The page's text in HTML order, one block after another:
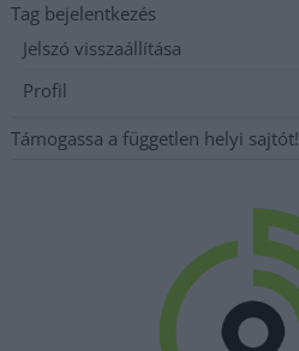
Tag bejelentkezés
Jelszó visszaállítása
Profil
Támogassa a független helyi sajtót!